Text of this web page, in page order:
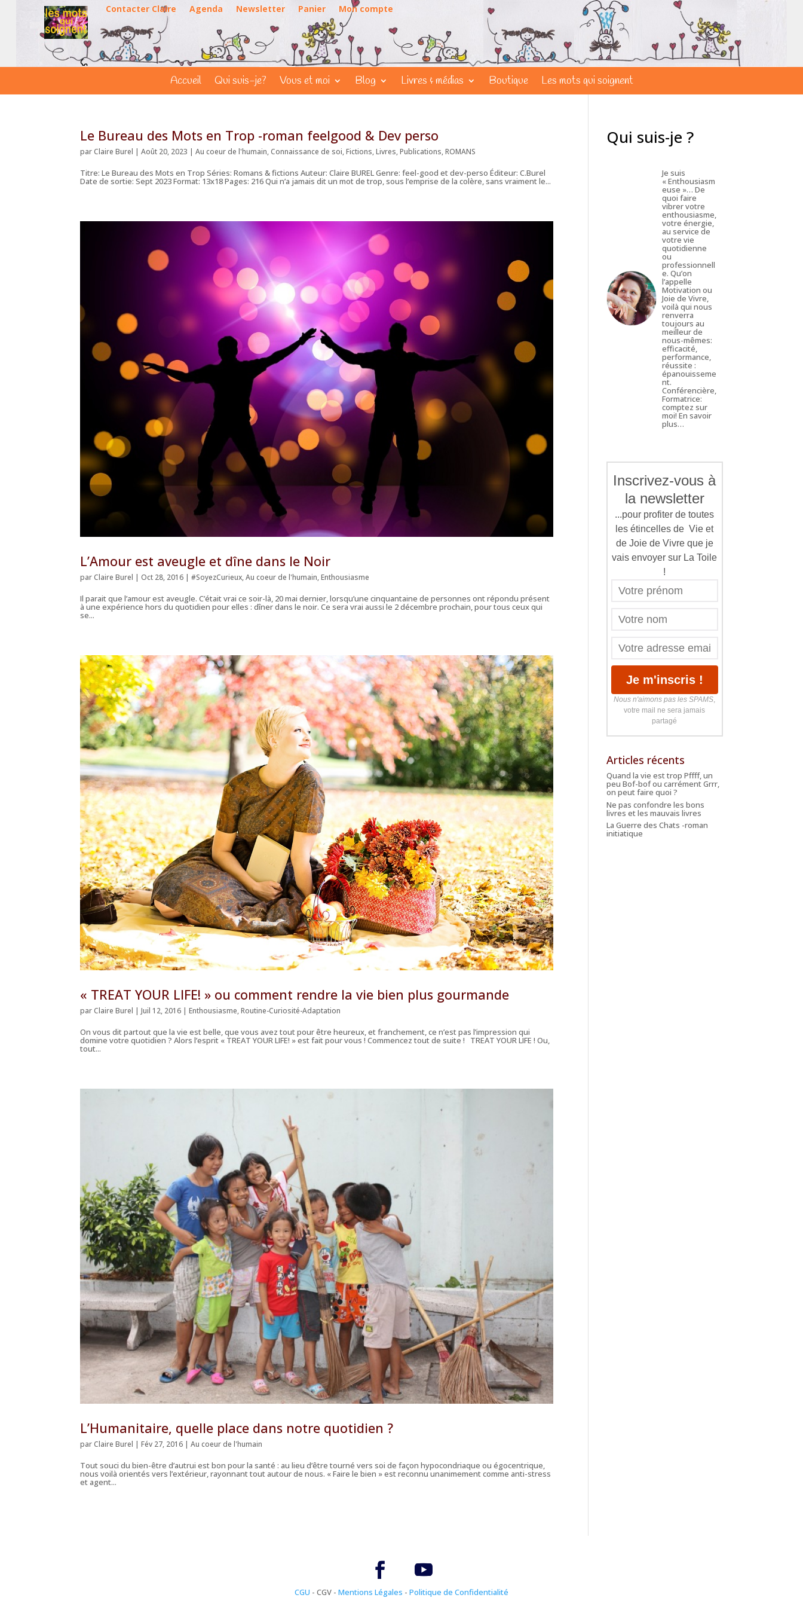
Contacter Claire Agenda Newsletter Panier Mon compte
Accueil Qui suis-je? Vous et moi Blog Livres & médias Boutique Les mots qui soignent
Le Bureau des Mots en Trop -roman feelgood & Dev perso
parClaire Burel |Août 20, 2023 |Au coeur de l'humain,Connaissance de soi,Fictions,Livres,Publications,ROMANS
Titre: Le Bureau des Mots en Trop Séries: Romans & fictions Auteur: Claire BUREL Genre: feel-good et dev-perso Éditeur: C.Burel
Date de sortie: Sept 2023 Format: 13x18 Pages: 216 Qui n’a jamais dit un mot de trop, sous l’emprise de la colère, sans vraiment le...
L’Amour est aveugle et dîne dans le Noir
parClaire Burel |Oct 28, 2016 |#SoyezCurieux,Au coeur de l'humain,Enthousiasme
Il parait que l’amour est aveugle. C’était vrai ce soir-là, 20 mai dernier, lorsqu’une cinquantaine de personnes ont répondu présent
à une expérience hors du quotidien pour elles : dîner dans le noir. Ce sera vrai aussi le 2 décembre prochain, pour tous ceux qui
se...
« TREAT YOUR LIFE! » ou comment rendre la vie bien plus gourmande
parClaire Burel |Juil 12, 2016 |Enthousiasme,Routine-Curiosité-Adaptation
On vous dit partout que la vie est belle, que vous avez tout pour être heureux, et franchement, ce n’est pas l’impression qui
domine votre quotidien ? Alors l’esprit « TREAT YOUR LIFE! » est fait pour vous ! Commencez tout de suite ! TREAT YOUR LIFE ! Ou,
tout...
L’Humanitaire, quelle place dans notre quotidien ?
parClaire Burel |Fév 27, 2016 |Au coeur de l'humain
Tout souci du bien-être d’autrui est bon pour la santé : au lieu d’être tourné vers soi de façon hypocondriaque ou égocentrique,
nous voilà orientés vers l’extérieur, rayonnant tout autour de nous. « Faire le bien » est reconnu unanimement comme anti-stress
et agent...
Qui suis-je ?
Je suis
« Enthousiasm
euse »… De
quoi faire
vibrer votre
enthousiasme,
votre énergie,
au service de
votre vie
quotidienne
ou
professionnell
e. Qu’on
l’appelle
Motivation ou
Joie de Vivre,
voilà qui nous
renverra
toujours au
meilleur de
nous-mêmes:
efficacité,
performance,
réussite :
épanouisseme
nt.
Conférencière,
Formatrice:
comptez sur
moi!En savoir
plus…
Inscrivez-vous à
la newsletter
...pour profiter de toutes
les étincelles de Vie et
de Joie de Vivre que je
vais envoyer sur La Toile
!
Nous n'aimons pas les SPAMS,
votre mail ne sera jamais
partagé
Articles récents
Quand la vie est trop Pffff, un
peu Bof-bof ou carrément Grrr,
on peut faire quoi ?
Ne pas confondre les bons
livres et les mauvais livres
La Guerre des Chats -roman
initiatique
CGU - CGV - Mentions Légales - Politique de Confidentialité